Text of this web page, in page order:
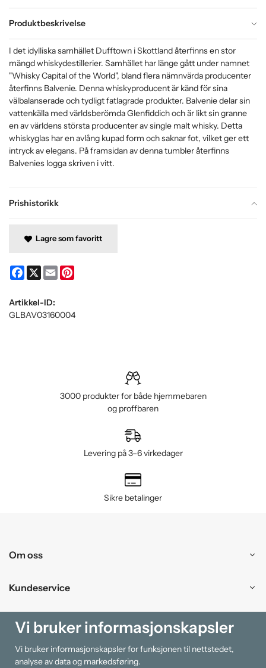
Produktbeskrivelse
Prishistorikk
I det idylliska samhället Dufftown i Skottland återfinns en stor
mängd whiskydestillerier. Samhället har länge gått under namnet
"Whisky Capital of the World", bland flera nämnvärda producenter
återfinns Balvenie. Denna whiskyproducent är känd för sina
välbalanserade och tydligt fatlagrade produkter. Balvenie delar sin
vattenkälla med världsberömda Glenfiddich och är likt sin granne
en av världens största producenter av single malt whisky. Detta
whiskyglas har en avlång kupad form och saknar fot, vilket ger ett
intryck av elegans. På framsidan av denna tumbler återfinns
Balvenies logga skriven i vitt.
Lagre som favoritt
Facebook
X Email
Artikkel-ID:
GLBAV03160004
3000 produkter for både hjemmebaren
og proffbaren
Levering på 3–6 virkedager
Sikre betalinger
Om oss
Kundeservice
Kjøpesenter
Information
Vi bruker informasjonskapsler
Vi bruker informasjonskapsler for funksjonen til nettstedet,
analyse av data og markedsføring.